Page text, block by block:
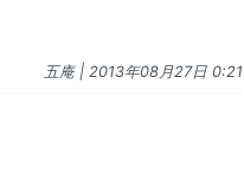
五庵| 2013年08月27日 0:21